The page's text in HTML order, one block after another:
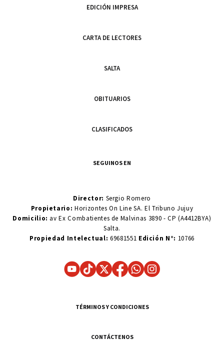
EDICIÓN IMPRESA
CARTA DE LECTORES
SALTA
OBITUARIOS
CLASIFICADOS
SEGUINOS EN
Director: Sergio Romero
Propietario:Horizontes On Line SA. El Tribuno Jujuy
Domicilio: av Ex Combatientes de Malvinas 3890 - CP (A4412BYA)
Salta.
Propiedad Intelectual: 69681551 Edición N°: 10766
TÉRMINOS Y CONDICIONES
CONTÁCTENOS